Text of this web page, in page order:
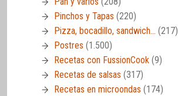
Pinchos y Tapas (220)
Pizza, bocadillo, sandwich… (217)
Postres (1.500)
Recetas con FussionCook (9)
Recetas de salsas (317)
Recetas en microondas (174)